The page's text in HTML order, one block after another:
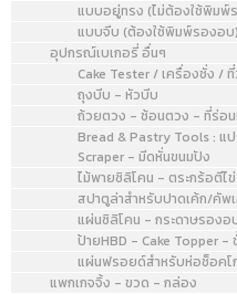
แบบอยู่ทรง (ไม่ต้องใช้พิมพ์
แบบจีบ (ต้องใช้พิมพ์รองอบ)
อุปกรณ์เบเกอรี่ อื่นๆ
Cake Tester / เครื่องชั่ง
ถุงบีบ - หัวบีบ
ถ้วยตวง - ช้อนตวง - ที่ร่อ
Bread & Pastry Tools :
Scraper - มีดหั่นขนมปัง
ไม้พายซิลิโคน - ตระกร้อตี
สปาตูล่าสำหรับปาดเค้ก/คัพ
แผ่นซิลิโคน - กระดาษรองอ
ป้ายHBD - Cake Topper
แผ่นฟรอยด์สำหรับห่อช็อคโ
แพกเกจจิ้ง - ขวด - กล่อง